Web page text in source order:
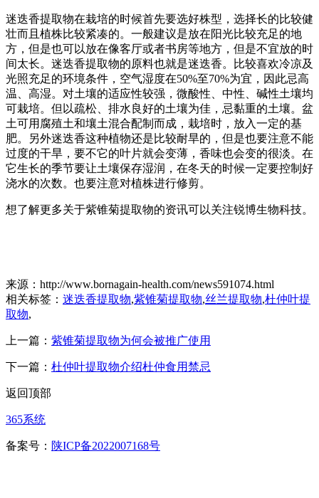
迷迭香提取物在栽培的时候首先要选好株型，选择长的比较健
壮而且植株比较紧凑的。一般建议是放在阳光比较充足的地
方，但是也可以放在像客厅或者书房等地方，但是不宜放的时
间太长。迷迭香提取物的原料也就是迷迭香。比较喜欢冷凉及
光照充足的环境条件，空气湿度在50%至70%为宜，因此忌高
温、高湿。对土壤的适应性较强，微酸性、中性、碱性土壤均
可栽培。但以疏松、排水良好的土壤为佳，忌黏重的土壤。盆
土可用腐殖土和壤土混合配制而成，栽培时，放入一定的基
肥。另外迷迭香这种植物还是比较耐旱的，但是也要注意不能
过度的干旱，要不它的叶片就会变薄，香味也会变的很淡。在
它生长的季节要让土壤保存湿润，在冬天的时候一定要控制好
浇水的次数。也要注意对植株进行修剪。
想了解更多关于紫锥菊提取物的资讯可以关注锐博生物科技。
来源：http://www.bornagain-health.com/news591074.html
相关标签： 迷迭香提取物,紫锥菊提取物,丝兰提取物,杜仲叶提
取物,
上一篇： 紫锥菊提取物为何会被推广使用
下一篇： 杜仲叶提取物介绍杜仲食用禁忌
返回顶部
365系统
备案号： 陕ICP备2022007168号